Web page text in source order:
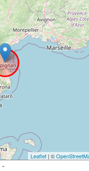
Leaflet | ©
-